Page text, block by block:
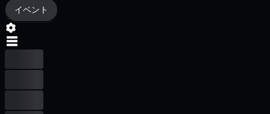
イベント